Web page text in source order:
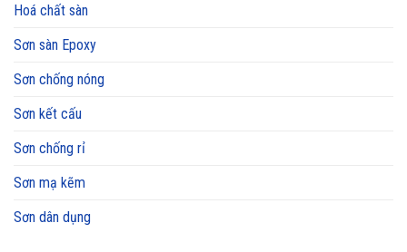
Hoá chất sàn
Sơn sàn Epoxy
Sơn chống nóng
Sơn kết cấu
Sơn chống rỉ
Sơn mạ kẽm
Sơn dân dụng